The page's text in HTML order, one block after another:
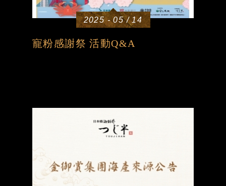
2025 - 05 / 14
寵粉感謝祭 活動Q&A